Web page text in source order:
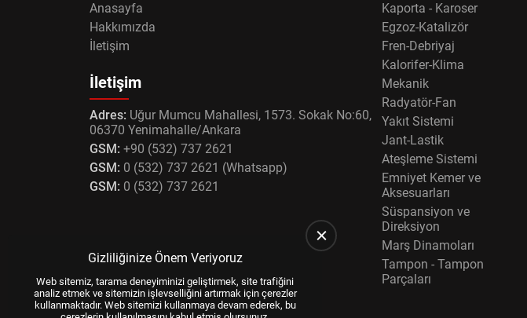
Anasayfa
Hakkımızda
İletişim
İletişim
Adres: Uğur Mumcu Mahallesi, 1573. Sokak No:60,
06370 Yenimahalle/Ankara
GSM: +90 (532) 737 2621
GSM: 0 (532) 737 2621 (Whatsapp)
GSM: 0 (532) 737 2621
Kaporta - Karoser
Egzoz-Katalizör
Fren-Debriyaj
Kalorifer-Klima
Mekanik
Radyatör-Fan
Yakıt Sistemi
Jant-Lastik
Ateşleme Sistemi
Emniyet Kemer ve
Aksesuarları
Süspansiyon ve
Direksiyon
Marş Dinamoları
Tampon - Tampon
Parçaları
Gizliliğinize Önem Veriyoruz
Web sitemiz, tarama deneyiminizi geliştirmek, site trafiğini
analiz etmek ve sitemizin işlevselliğini artırmak için çerezler
kullanmaktadır. Web sitemizi kullanmaya devam ederek, bu